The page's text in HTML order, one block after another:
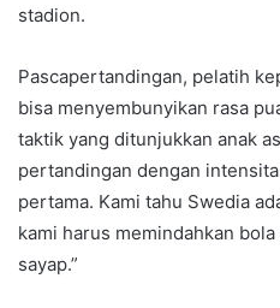
stadion.
Pascapertandingan, pelatih
bisa menyembunyikan rasa
taktik yang ditunjukkan anak
pertandingan dengan
pertama. Kami tahu Swedia
kami harus memindahkan
sayap.”